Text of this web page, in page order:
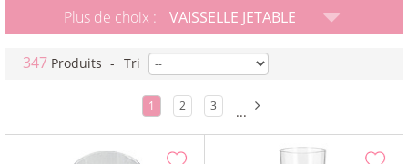
Payez votre commande en 4X sans frais
Plus de choix : VAISSELLE JETABLE
347 Produits - Tri
1 2 3 ...